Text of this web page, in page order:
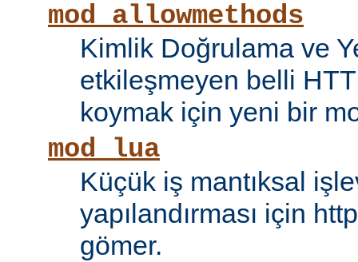
mod_allowmethods
Kimlik Doğrulama ve
etkileşmeyen belli
koymak için yeni bir
mod_lua
Küçük iş mantıksal
yapılandırması için
gömer.